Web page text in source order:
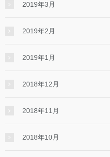
2019年3月
2019年2月
2019年1月
2018年12月
2018年11月
2018年10月